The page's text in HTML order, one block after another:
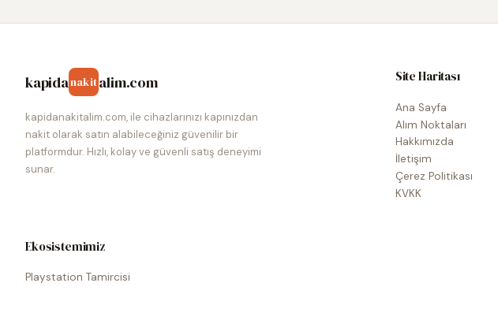
kapidanakitalim.com
kapidanakitalim.com, ile cihazlarınızı kapınızdan
nakit olarak satın alabileceğiniz güvenilir bir
platformdur. Hızlı, kolay ve güvenli satış deneyimi
sunar.
Site Haritası
Ana Sayfa
Alım Noktaları
Hakkımızda
İletişim
Çerez Politikası
KVKK
Ekosistemimiz
Playstation Tamircisi